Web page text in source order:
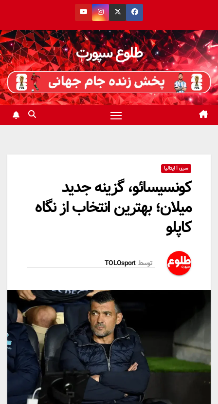
محتوا
طلوع سپورت
سری آ ایتالیا
کونسیسائو، گزینه جدید
میلان؛ بهترین انتخاب از نگاه
کاپلو
توسط TOLOsport